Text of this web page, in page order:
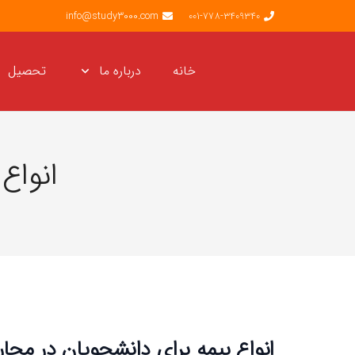
001-778-3409340
info@study3000.com
خانه درباره ما تحصیل